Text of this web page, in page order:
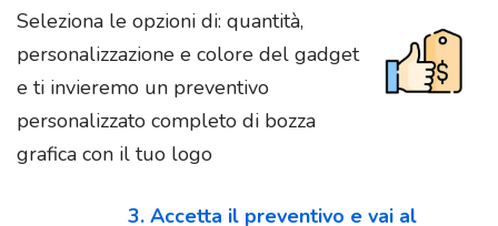
Seleziona le opzioni di: quantità,
personalizzazione e colore del gadget
e ti invieremo un preventivo
personalizzato completo di bozza
grafica con il tuo logo
3. Accetta il preventivo e vai al